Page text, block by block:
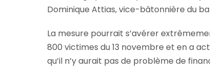
Dominique Attias, vice-bâtonnière du
La mesure pourrait s’avérer
800 victimes du 13 novembre et en a
qu’il n’y aurait pas de problème de